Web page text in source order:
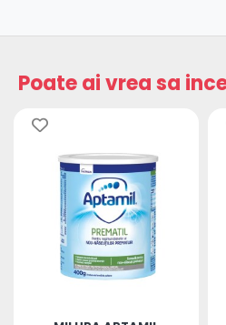
Poate ai vrea sa